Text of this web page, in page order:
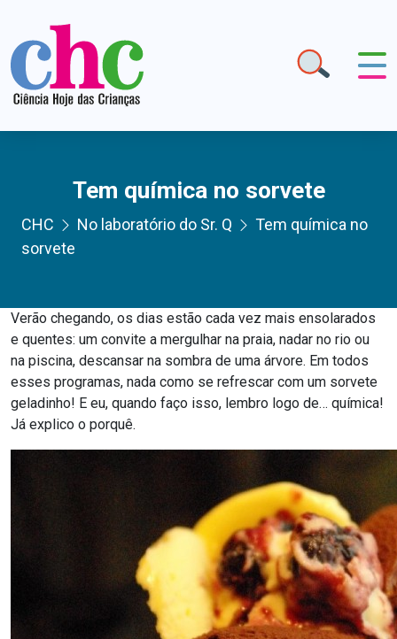
Tem química no sorvete
CHC No laboratório do Sr. Q
Tem química no
sorvete
Verão chegando, os dias estão cada vez mais ensolarados
e quentes: um convite a mergulhar na praia, nadar no rio ou
na piscina, descansar na sombra de uma árvore. Em todos
esses programas, nada como se refrescar com um sorvete
geladinho! E eu, quando faço isso, lembro logo de… química!
Já explico o porquê.